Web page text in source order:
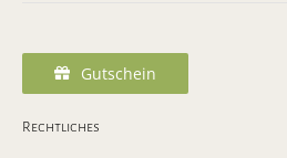
Gutschein
Rechtliches